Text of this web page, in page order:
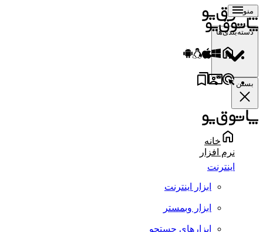
منو
دسته‌بندی‌ها
بستن
خانه
نرم افزار
اینترنت
ابزار اینترنت
ابزار وبمستر
ابزارهای جستجو